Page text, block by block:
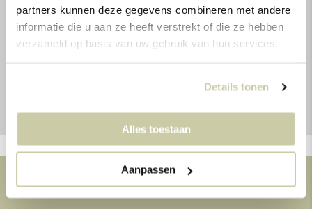
partners kunnen deze gegevens combineren met andere
informatie die u aan ze heeft verstrekt of die ze hebben
verzameld op basis van uw gebruik van hun services.
Details tonen
Alles toestaan
Aanpassen
samenkomen om een unieke
kampeerervaring te bieden.”
Onze ambassadeurs